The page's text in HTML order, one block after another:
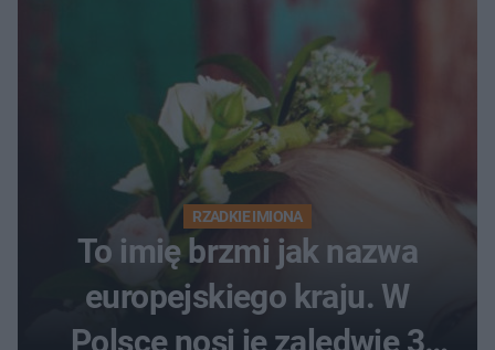
RZADKIE IMIONA
To imię brzmi jak nazwa
europejskiego kraju. W
Polsce nosi je zaledwie 3